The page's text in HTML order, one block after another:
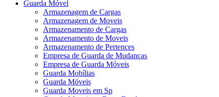
Guarda Móvel
Armazenagem de Cargas
Armazenagem de Moveis
Armazenamento de Cargas
Armazenamento de Moveis
Armazenamento de Pertences
Empresa de Guarda de Mudanças
Empresa de Guarda Móveis
Guarda Mobílias
Guarda Móveis
Guarda Moveis em Sp